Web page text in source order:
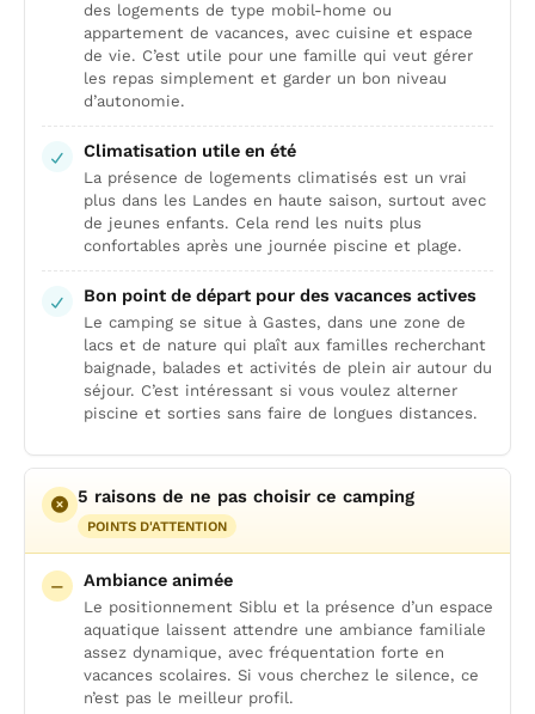
des logements de type mobil-home ou
appartement de vacances, avec cuisine et espace
de vie. C’est utile pour une famille qui veut gérer
les repas simplement et garder un bon niveau
d’autonomie.
Climatisation utile en été
La présence de logements climatisés est un vrai
plus dans les Landes en haute saison, surtout avec
de jeunes enfants. Cela rend les nuits plus
confortables après une journée piscine et plage.
Bon point de départ pour des vacances actives
Le camping se situe à Gastes, dans une zone de
lacs et de nature qui plaît aux familles recherchant
baignade, balades et activités de plein air autour du
séjour. C’est intéressant si vous voulez alterner
piscine et sorties sans faire de longues distances.
5 raisons de ne pas choisir ce camping
POINTS D'ATTENTION
Ambiance animée
Le positionnement Siblu et la présence d’un espace
aquatique laissent attendre une ambiance familiale
assez dynamique, avec fréquentation forte en
vacances scolaires. Si vous cherchez le silence, ce
n’est pas le meilleur profil.